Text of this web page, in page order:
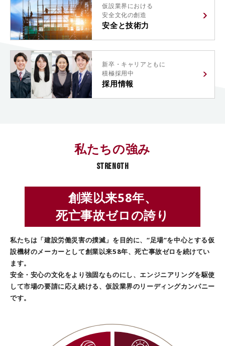
仮設業界における
安全文化の創造
安全と技術力
新卒・キャリアともに
積極採用中
採用情報
私たちの強み
STRENGTH
創業以来58年、
死亡事故ゼロの誇り
私たちは「建設労働災害の撲滅」を目的に、“足場”を中心とする仮
設機材のメーカーとして創業以来58年、死亡事故ゼロを続けてい
ます。
安全・安心の文化をより強固なものにし、エンジニアリングを駆使
して市場の要請に応え続ける、仮設業界のリーディングカンパニー
です。